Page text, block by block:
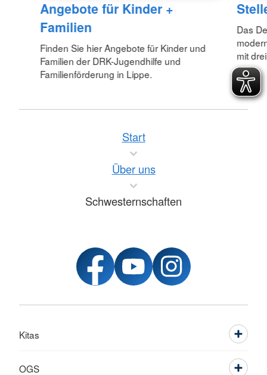
Angebote für Kinder +
Familien
Finden Sie hier Angebote für Kinder und
Familien der DRK-Jugendhilfe und
Familienförderung in Lippe.
Das
mit
Start
Über uns
Schwesternschaften
Kitas
OGS